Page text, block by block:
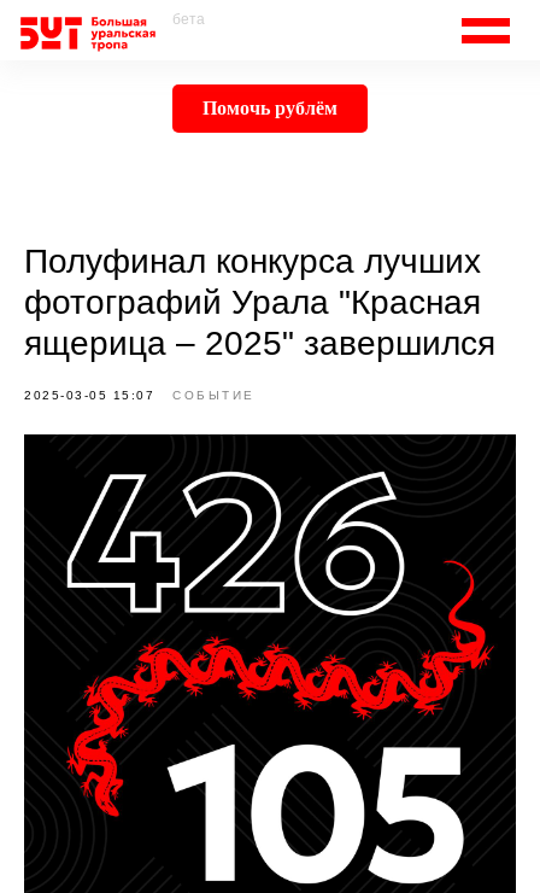
бета
Помочь рублём
Полуфинал конкурса лучших
фотографий Урала "Красная
ящерица – 2025" завершился
2025-03-05 15:07 СОБЫТИЕ